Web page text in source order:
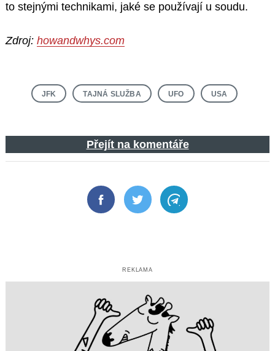
to stejnými technikami, jaké se používají u soudu.
Zdroj: howandwhys.com
JFK TAJNÁ SLUŽBA UFO USA
Přejít na komentáře
FacebookTwitter Telegram
REKLAMA